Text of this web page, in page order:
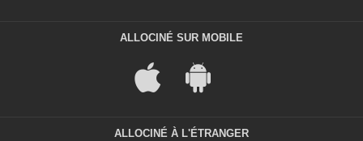
ALLOCINÉ SUR MOBILE
ALLOCINÉ À L'ÉTRANGER